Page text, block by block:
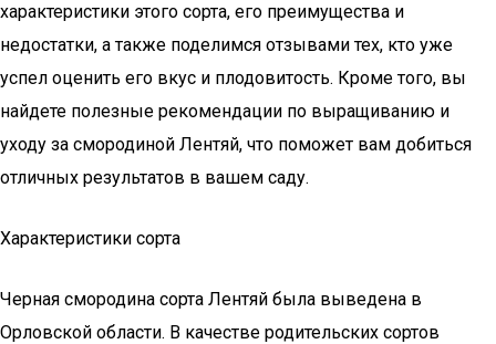
характеристики этого сорта, его преимущества и
недостатки, а также поделимся отзывами тех, кто уже
успел оценить его вкус и плодовитость. Кроме того, вы
найдете полезные рекомендации по выращиванию и
уходу за смородиной Лентяй, что поможет вам добиться
отличных результатов в вашем саду.
Характеристики сорта
Черная смородина сорта Лентяй была выведена в
Орловской области. В качестве родительских сортов